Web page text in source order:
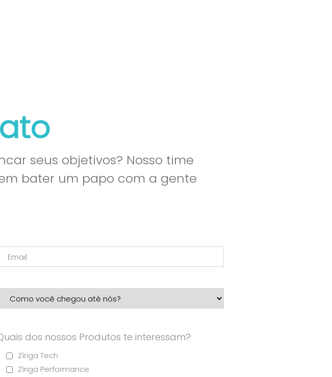
seus objetivos? Nosso time
bater um papo com a gente
dos nossos Produtos te interessam?
Zíriga Tech
Zíriga Performance